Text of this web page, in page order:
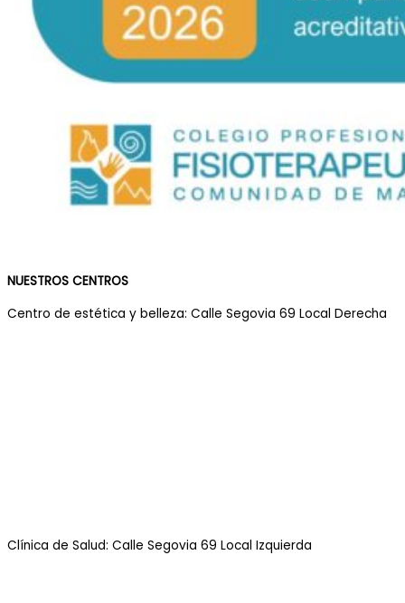
NUESTROS CENTROS
Centro de estética y belleza: Calle Segovia 69 Local Derecha
Clínica de Salud: Calle Segovia 69 Local Izquierda